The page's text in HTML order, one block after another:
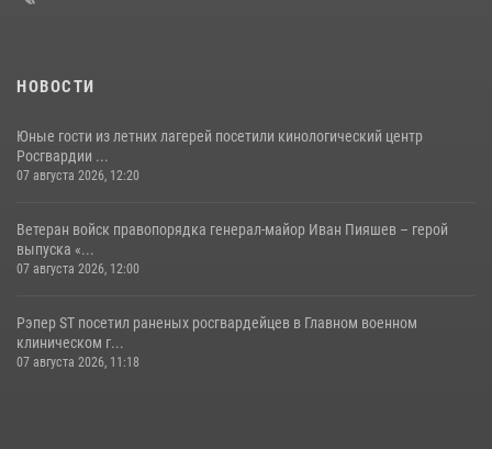
НОВОСТИ
Юные гости из летних лагерей посетили кинологический центр
Росгвардии ...
07 августа 2026, 12:20
Ветеран войск правопорядка генерал-майор Иван Пияшев – герой
выпуска «...
07 августа 2026, 12:00
Рэпер ST посетил раненых росгвардейцев в Главном военном
клиническом г...
07 августа 2026, 11:18